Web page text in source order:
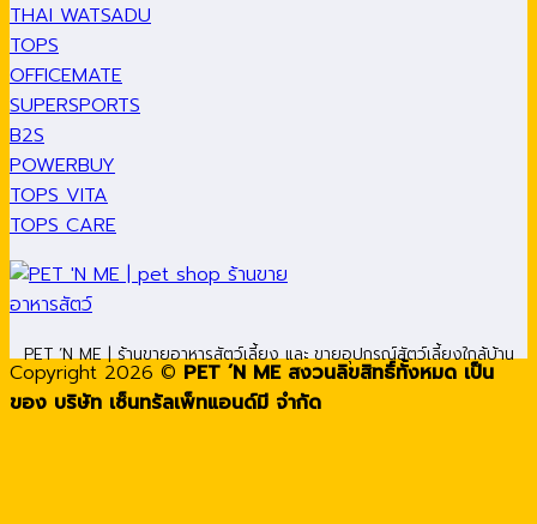
THAI WATSADU
TOPS
OFFICEMATE
SUPERSPORTS
B2S
POWERBUY
TOPS VITA
TOPS CARE
PET ’N ME | ร้านขายอาหารสัตว์เลี้ยง และ ขายอุปกรณ์สัตว์เลี้ยงใกล้บ้าน
Copyright 2026 © PET ’N ME สงวนลิขสิทธิ์ทั้งหมด เป็น
ของ บริษัท เซ็นทรัลเพ็ทแอนด์มี จำกัด